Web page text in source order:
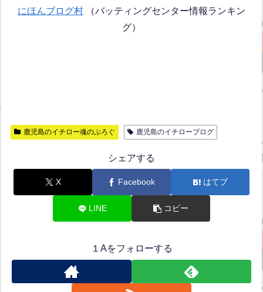
にほんブログ村 （バッティングセンター情報ランキン
グ）
鹿児島のイチロー魂のぶろぐ 鹿児島のイチローブログ
シェアする
X Facebook はてブ
LINE コピー
１Aをフォローする